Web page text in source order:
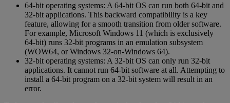
64-bit operating systems: A 64-bit OS can run both 64-bit and
32-bit applications. This backward compatibility is a key
feature, allowing for a smooth transition from older software.
For example, Microsoft Windows 11 (which is exclusively
64-bit) runs 32-bit programs in an emulation subsystem
(WOW64, or Windows 32-on-Windows 64).
32-bit operating systems: A 32-bit OS can only run 32-bit
applications. It cannot run 64-bit software at all. Attempting to
install a 64-bit program on a 32-bit system will result in an
error.